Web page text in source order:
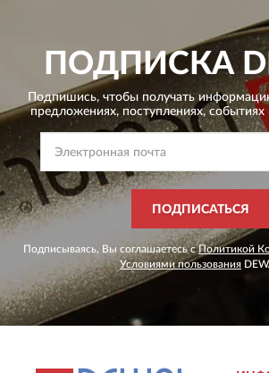
ПОДПИСКА
Подпишись, чтобы получать
предложениях, поступлениях,
ПОДПИСАТЬСЯ
Подписываясь, Вы соглашаетесь сПолитикой
Условиями пользования